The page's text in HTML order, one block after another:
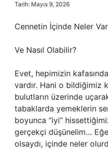
Tarih: Mayıs 9, 2026
Cennetin İçinde Neler
Ve Nasıl Olabilir?
Evet, hepimizin
vardır. Hani o bildiğimiz
bulutların üzerinde
tabaklarda yemeklerin
boyunca “iyi”
gerçekçi düşünelim…
olsaydı, içinde neler